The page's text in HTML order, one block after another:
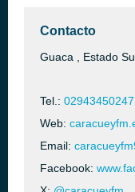
Contacto
Guaca , Estado
Tel.: 02943450247
Web:
Email:
Facebook: